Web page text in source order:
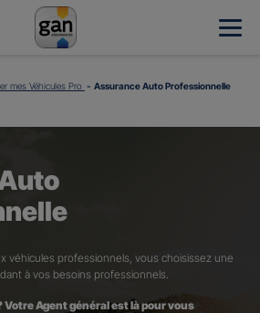
mes Véhicules Pro Assurance Auto Professionnelle
véhicules professionnels, vous choisissez une
à vos besoins professionnels.
Votre Agent général est là pour vous